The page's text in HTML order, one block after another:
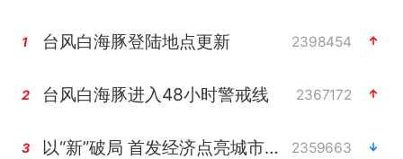
1 台风白海豚登陆地点更新 2398454
2 台风白海豚进入48小时警戒线 2367172
3 以“新”破局 首发经济点亮城市消费活力 2359663